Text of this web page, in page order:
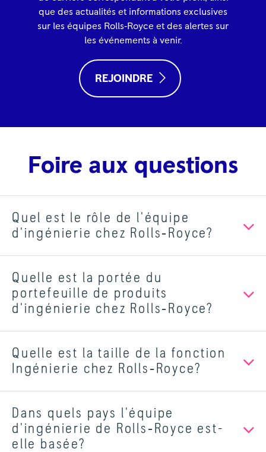
que des actualités et informations exclusives
sur les équipes Rolls‑Royce et des alertes sur
les événements à venir.
REJOINDRE
Foire aux questions
Quel est le rôle de l'équipe
d'ingénierie chez Rolls‑Royce?
Quelle est la portée du
portefeuille de produits
d'ingénierie chez Rolls‑Royce?
Quelle est la taille de la fonction
Ingénierie chez Rolls‑Royce?
Dans quels pays l'équipe
d'ingénierie de Rolls‑Royce est-
elle basée?